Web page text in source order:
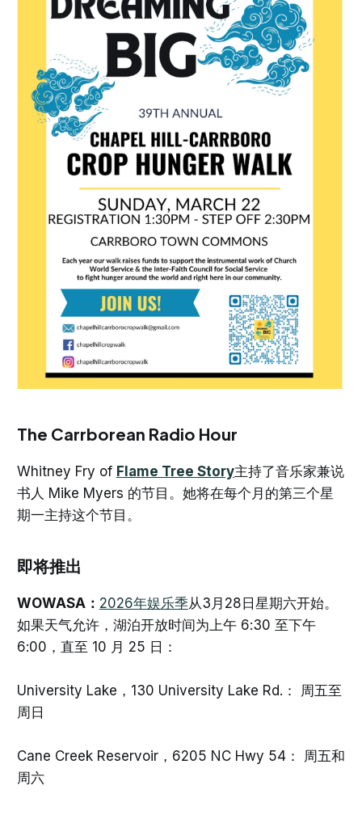
The Carrborean Radio Hour
Whitney Fry of Flame Tree Story主持了音乐家兼说
书人 Mike Myers 的节目。她将在每个月的第三个星
期一主持这个节目。
即将推出
WOWASA： 2026年娱乐季从3月28日星期六开始。
如果天气允许，湖泊开放时间为上午 6:30 至下午
6:00，直至 10 月 25 日：
University Lake，130 University Lake Rd.： 周五至
周日
Cane Creek Reservoir，6205 NC Hwy 54： 周五和
周六